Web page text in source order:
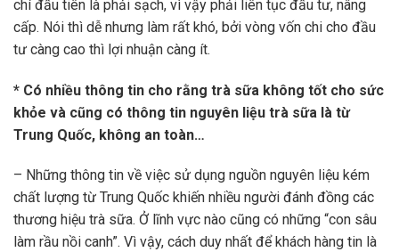
chí đầu tiên là phải sạch, vì vậy phải liên tục đầu tư, nâng
cấp. Nói thì dễ nhưng làm rất khó, bởi vòng vốn chi cho đầu
tư càng cao thì lợi nhuận càng ít.
* Có nhiều thông tin cho rằng trà sữa không tốt cho sức
khỏe và cũng có thông tin nguyên liệu trà sữa là từ
Trung Quốc, không an toàn…
– Những thông tin về việc sử dụng nguồn nguyên liệu kém
chất lượng từ Trung Quốc khiến nhiều người đánh đồng các
thương hiệu trà sữa. Ở lĩnh vực nào cũng có những “con sâu
làm rầu nồi canh”. Vì vậy, cách duy nhất để khách hàng tin là